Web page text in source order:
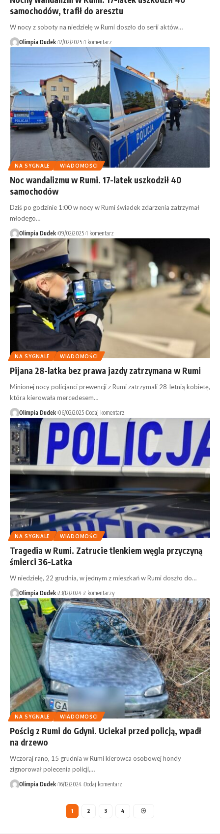
samochodów, trafił do aresztu
W nocy z soboty na niedzielę w Rumi doszło do serii aktów…
Olimpia Dudek 12/02/2025 1 komentarz
NA SYGNALE WIADOMOŚCI
Noc wandalizmu w Rumi. 17-latek uszkodził 40
samochodów
Dziś po godzinie 1:00 w nocy w Rumi świadek zdarzenia zatrzymał
młodego…
Olimpia Dudek 09/02/2025 1 komentarz
NA SYGNALE WIADOMOŚCI
Pijana 28-latka bez prawa jazdy zatrzymana w Rumi
Minionej nocy policjanci prewencji z Rumi zatrzymali 28-letnią kobietę,
która kierowała mercedesem…
Olimpia Dudek 06/02/2025 Dodaj komentarz
NA SYGNALE WIADOMOŚCI
Tragedia w Rumi. Zatrucie tlenkiem węgla przyczyną
śmierci 36-Latka
W niedzielę, 22 grudnia, w jednym z mieszkań w Rumi doszło do…
Olimpia Dudek 23/12/2024 2 komentarzy
NA SYGNALE WIADOMOŚCI
Pościg z Rumi do Gdyni. Uciekał przed policją, wpadł
na drzewo
Wczoraj rano, 15 grudnia w Rumi kierowca osobowej hondy
zignorował polecenia policji,…
Olimpia Dudek 16/12/2024 Dodaj komentarz
1 2 3 4